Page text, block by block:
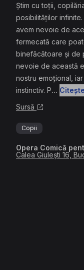
Știm cu toții,
posibilităților
avem nevoie de
fermecată care
binefăcătoare și de
nevoie de această
nostru emoțional,
instinctiv. P...
Sursă
Copii
Opera Comică
Calea Giulești 16,